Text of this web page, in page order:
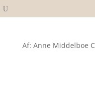
Af: Anne Middelboe